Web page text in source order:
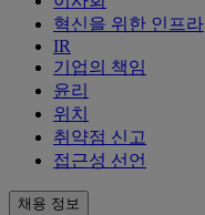
혁신을 위한 인프라
IR
기업의 책임
윤리
위치
취약점 신고
접근성 선언
채용 정보